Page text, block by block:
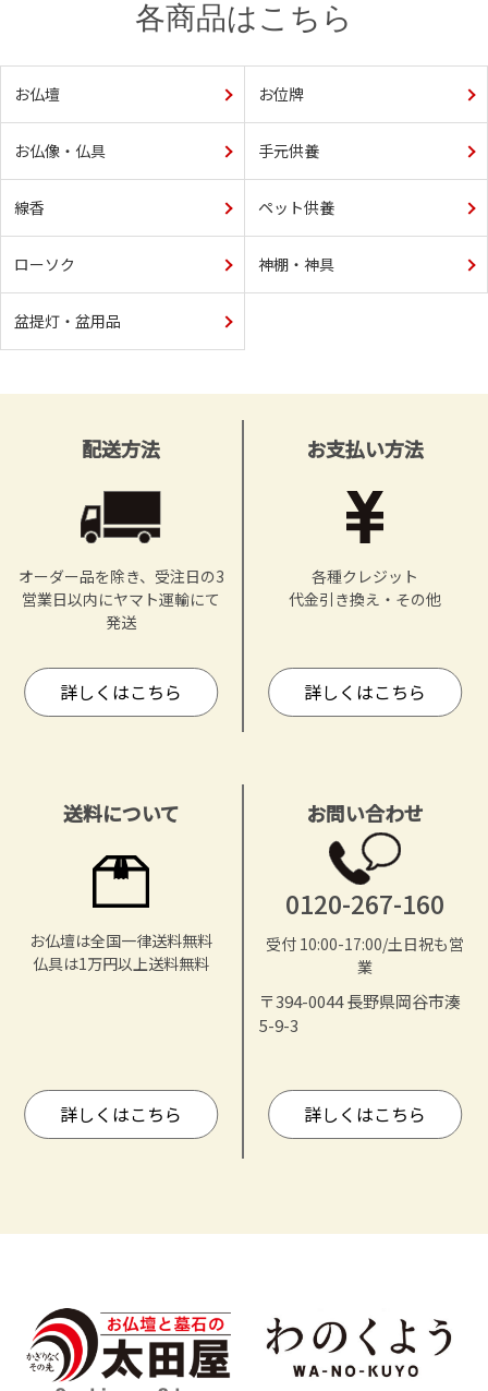
各商品はこちら
お仏壇 お位牌
お仏像・仏具 手元供養
線香 ペット供養
ローソク 神棚・神具
盆提灯・盆用品
配送方法
オーダー品を除き、受注日の3
営業日以内にヤマト運輸にて
発送
詳しくはこちら
お支払い方法
各種クレジット
代金引き換え・その他
詳しくはこちら
送料について
お仏壇は全国一律送料無料
仏具は1万円以上送料無料
詳しくはこちら
お問い合わせ
0120-267-160
受付 10:00-17:00/土日祝も営
業
〒394-0044 長野県岡谷市湊
5-9-3
詳しくはこちら